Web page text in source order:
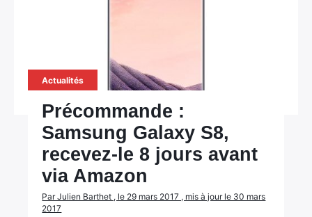
Actualités
Précommande :
Samsung Galaxy S8,
recevez-le 8 jours avant
via Amazon
Par Julien Barthet , le 29 mars 2017 , mis à jour le 30 mars
2017
Rechercher